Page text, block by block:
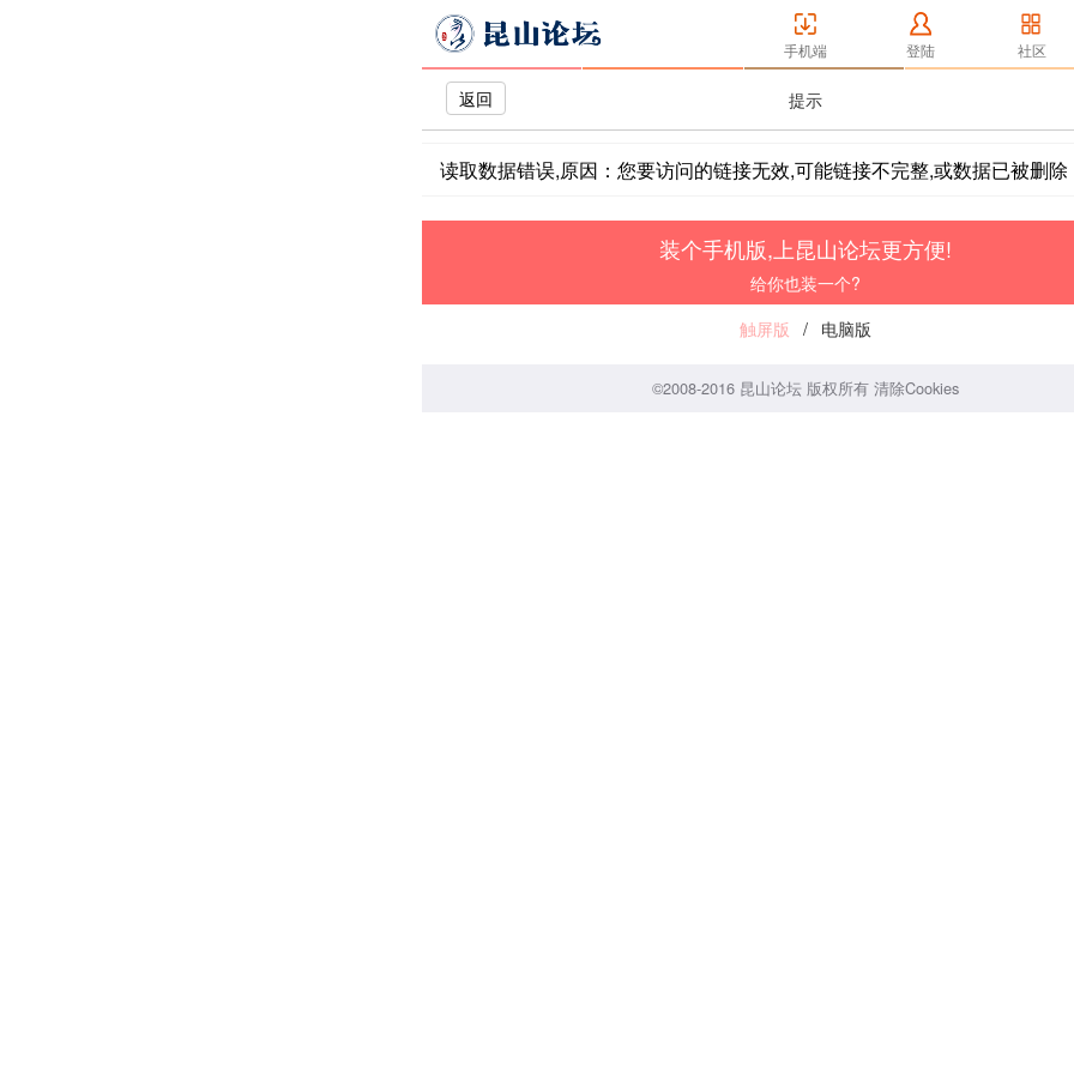
手机端 登陆 社区
返回 提示
读取数据错误,原因：您要访问的链接无效,可能链接不完整,或数据已被删除
装个手机版,上昆山论坛更方便!
给你也装一个?
触屏版 / 电脑版
©2008-2016 昆山论坛 版权所有 清除Cookies